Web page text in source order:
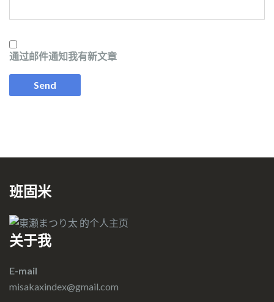
通过邮件通知我有新文章
班固米
关于我
E-mail
misakaxindex@gmail.com